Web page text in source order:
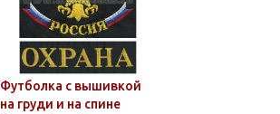
Футболка с вышивкой
на груди и на спине